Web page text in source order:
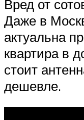
Вред от
Даже в
актуальна
квартира в
стоит
дешевле.